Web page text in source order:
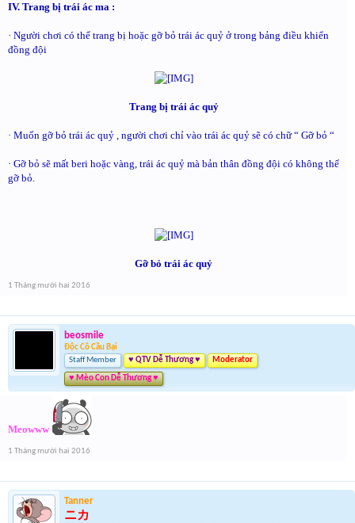
IV. Trang bị trái ác ma :
· Người chơi có thể trang bị hoặc gỡ bỏ trái ác quỷ ở trong bảng điều khiển
đồng đội
Trang bị trái ác quỷ
· Muốn gỡ bỏ trái ác quỷ , người chơi chỉ vào trái ác quỷ sẽ có chữ “ Gỡ bỏ “
· Gỡ bỏ sẽ mất beri hoặc vàng, trái ác quỷ mà bản thân đồng đội có không thể
gỡ bỏ.
Gỡ bỏ trái ác quỷ
1 Tháng mười hai 2016
beosmile
Độc Cô Cầu Bại
Staff Member
♥ QTV Dễ Thương ♥ Moderator
♥ Mèo Con Dễ Thương ♥
Meowww
1 Tháng mười hai 2016
Tanner
ニカ